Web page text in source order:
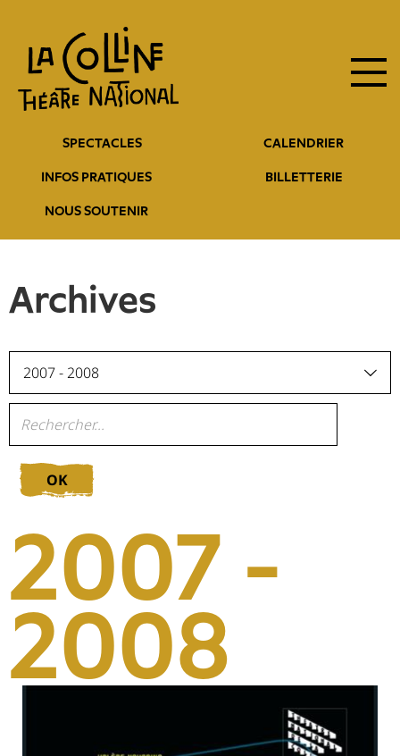
contenu
principal
entête
SPECTACLES CALENDRIER
INFOS PRATIQUES BILLETTERIE
NOUS SOUTENIR
principale
Archives
2007 - 2008
OK
2007 -
2008